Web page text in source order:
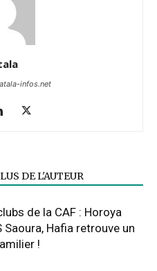
infos.net
DE L'AUTEUR
de la CAF : Horoya
Saoura, Hafia retrouve un
!